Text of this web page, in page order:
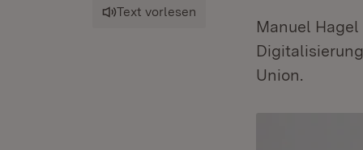
Manuel
Union.
Text vorlesen